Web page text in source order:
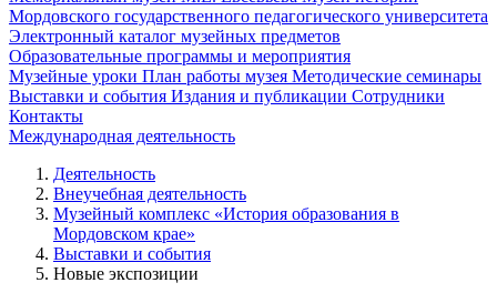
Мордовского государственного педагогического университета
Электронный каталог музейных предметов
Образовательные программы и мероприятия
Музейные уроки План работы музея Методические семинары
Выставки и события Издания и публикации Сотрудники
Контакты
Международная деятельность
Деятельность
Внеучебная деятельность
Музейный комплекс «История образования в
Мордовском крае»
Выставки и события
Новые экспозиции